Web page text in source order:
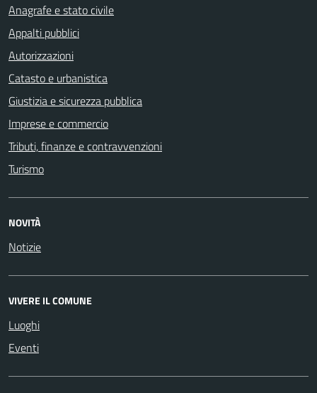
Anagrafe e stato civile
Appalti pubblici
Autorizzazioni
Catasto e urbanistica
Giustizia e sicurezza pubblica
Imprese e commercio
Tributi, finanze e contravvenzioni
Turismo
NOVITÀ
Notizie
VIVERE IL COMUNE
Luoghi
Eventi